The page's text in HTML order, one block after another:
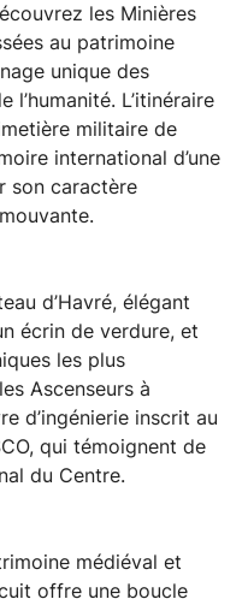
les Minières
au patrimoine
unique des
L’itinéraire
militaire de
international d’une
son caractère
d’Havré, élégant
écrin de verdure, et
les plus
Ascenseurs à
d’ingénierie inscrit au
qui témoignent de
du Centre.
médiéval et
offre une boucle